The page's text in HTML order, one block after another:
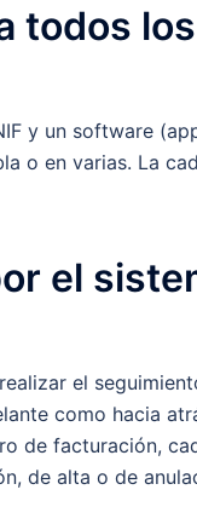
todos
y un software
o en varias. La
el
el
como hacia
de facturación,
de alta o de